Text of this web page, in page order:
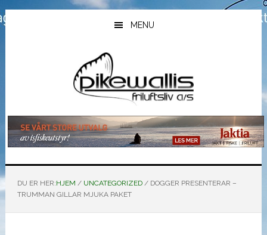
Hopp
til
Hopp
til
Hopp
til
MENU
DU ER HER:HJEM / UNCATEGORIZED /DOGGER PRESENTERAR –
TRUMMAN GILLAR MJUKA PAKET